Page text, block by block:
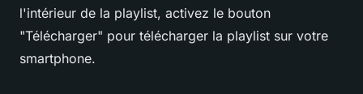
l'intérieur de la playlist, activez le bouton
"Télécharger" pour télécharger la playlist sur votre
smartphone.